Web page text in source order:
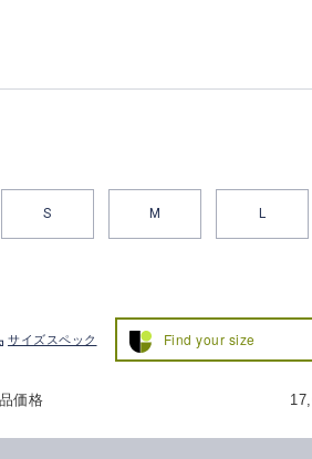
S M L
サイズスペック Find your size
価格